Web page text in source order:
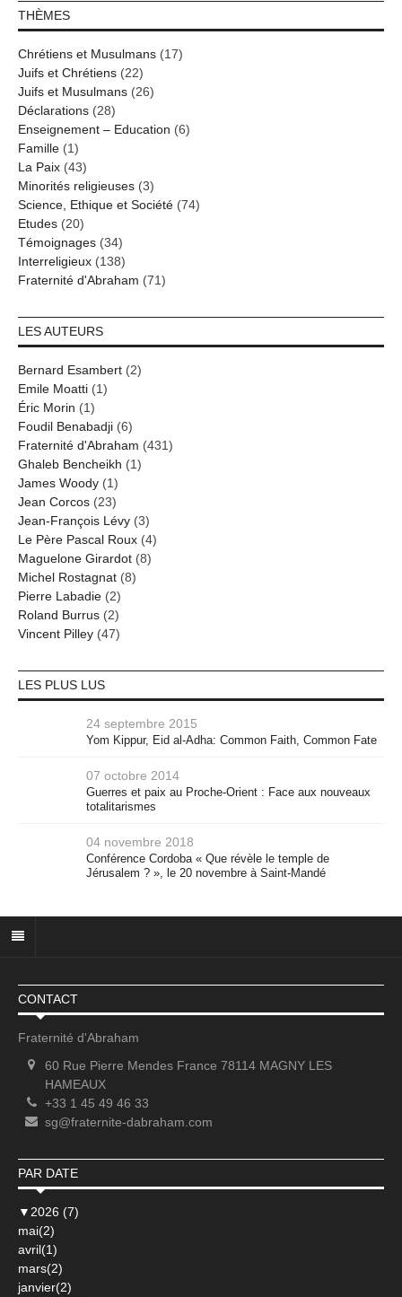
THÈMES
Chrétiens et Musulmans (17)
Juifs et Chrétiens (22)
Juifs et Musulmans (26)
Déclarations (28)
Enseignement – Education (6)
Famille (1)
La Paix (43)
Minorités religieuses (3)
Science, Ethique et Société (74)
Etudes (20)
Témoignages (34)
Interreligieux (138)
Fraternité d'Abraham (71)
LES AUTEURS
Bernard Esambert (2)
Emile Moatti (1)
Éric Morin (1)
Foudil Benabadji (6)
Fraternité d'Abraham (431)
Ghaleb Bencheikh (1)
James Woody (1)
Jean Corcos (23)
Jean-François Lévy (3)
Le Père Pascal Roux (4)
Maguelone Girardot (8)
Michel Rostagnat (8)
Pierre Labadie (2)
Roland Burrus (2)
Vincent Pilley (47)
LES PLUS LUS
24 septembre 2015
Yom Kippur, Eid al-Adha: Common Faith, Common Fate
07 octobre 2014
Guerres et paix au Proche-Orient : Face aux nouveaux
totalitarismes
04 novembre 2018
Conférence Cordoba « Que révèle le temple de
Jérusalem ? », le 20 novembre à Saint-Mandé
CONTACT
Fraternité d'Abraham
60 Rue Pierre Mendes France 78114 MAGNY LES
HAMEAUX
+33 1 45 49 46 33
sg@fraternite-dabraham.com
PAR DATE
▼ 2026 (7)
mai(2)
avril(1)
mars(2)
janvier(2)